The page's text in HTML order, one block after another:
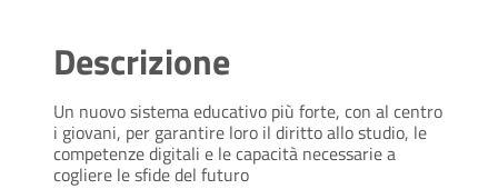
Descrizione
Un nuovo sistema educativo più forte, con al centro
i giovani, per garantire loro il diritto allo studio, le
competenze digitali e le capacità necessarie a
cogliere le sfide del futuro